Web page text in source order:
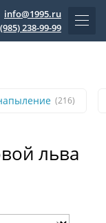
info@1995.ru
238-99-99
(216)
льва